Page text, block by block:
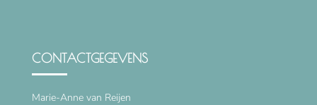
CONTACTGEGEVENS
Marie-Anne van Reijen